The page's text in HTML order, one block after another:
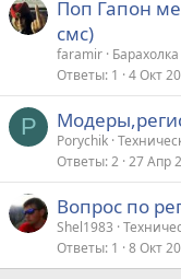
Поп Гапон
смс)
faramir Барахолка
Ответы 1 4 Окт
P
Porychik
Ответы 2 27 Апр
Вопрос по
Shel1983
Ответы 1 8 Окт